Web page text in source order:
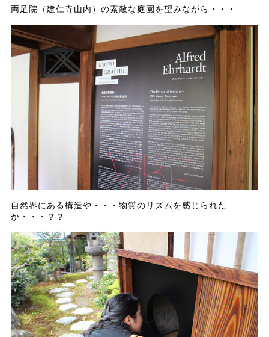
両足院（建仁寺山内）の素敵な庭園を望みながら・・・
自然界にある構造や・・・物質のリズムを感じられた
か・・・？？